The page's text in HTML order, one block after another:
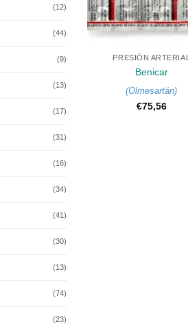
(12)
(44)
(9)
(13)
(17)
(31)
(16)
(34)
(41)
(30)
(13)
(74)
(23)
PRESIÓN ARTERIAL
Benicar
(Olmesartán)
€75,56